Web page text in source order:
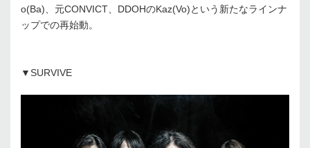
o(Ba)、元CONVICT、DDOHのKaz(Vo)という新たなラインナ
ップでの再始動。
▼SURVIVE